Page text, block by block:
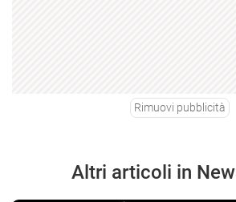
Rimuovi pubblicità
Altri articoli in